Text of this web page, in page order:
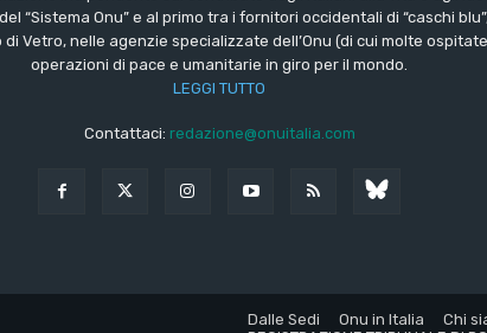
“Sistema Onu” e al primo tra i fornitori occidentali di “caschi
Vetro, nelle agenzie specializzate dell’Onu (di cui molte
operazioni di pace e umanitarie in giro per il mondo.
LEGGI TUTTO
Contattaci: redazione@onuitalia.com
Dalle Sedi Onu in Italia Chi